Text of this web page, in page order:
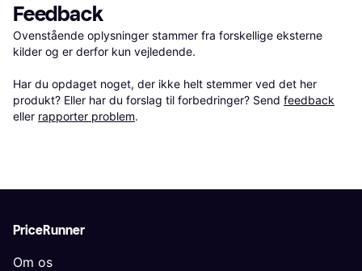
Feedback
Ovenstående oplysninger stammer fra forskellige eksterne
kilder og er derfor kun vejledende.
Har du opdaget noget, der ikke helt stemmer ved det her
produkt? Eller har du forslag til forbedringer? Send feedback
eller rapporter problem.
PriceRunner
Om os